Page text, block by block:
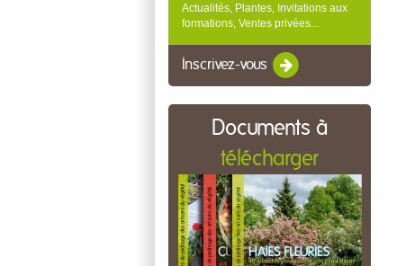
Actualités, Plantes, Invitations aux
formations, Ventes privées...
Inscrivez-vous
Documents à
télécharger